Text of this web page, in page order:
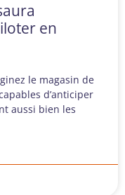
en
le magasin de
d’anticiper
aussi bien les